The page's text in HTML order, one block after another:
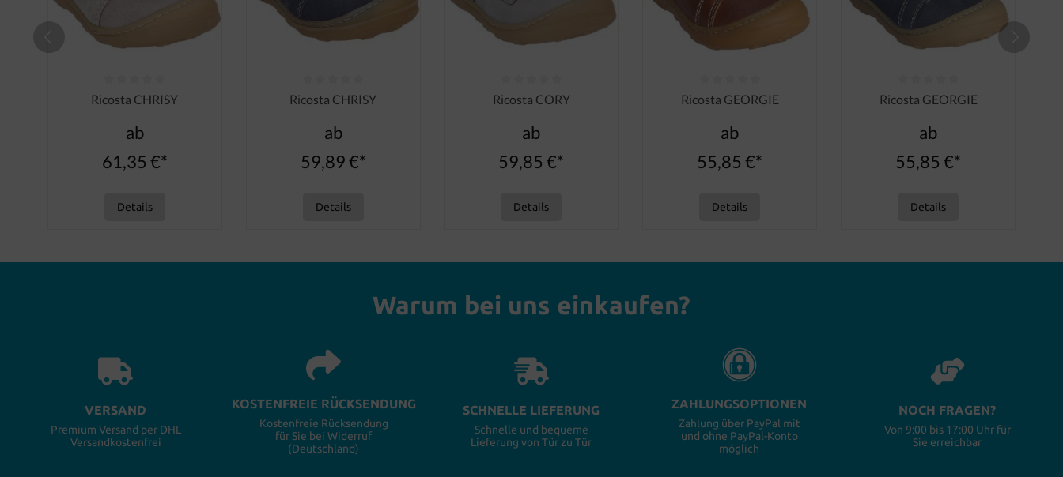
Durchschnittliche Bewertung von 0 von 5 Sternen
Ricosta CHRISY
ab
61,35 €*
Details
Durchschnittliche Bewertung von 0 von 5 Sternen
Ricosta CHRISY
ab
59,89 €*
Details
Durchschnittliche Bewertung von 0 von 5 Sternen
Ricosta CORY
ab
59,85 €*
Details
Durchschnittliche Bewertung von 0 von 5 Sternen
Ricosta GEORGIE
ab
55,85 €*
Details
Durchschnittliche Bewertung von 0
Ricosta GEORGIE
ab
55,85 €*
Details
Warum bei uns einkaufen?
VERSAND
Premium Versand per DHL
Versandkostenfrei
KOSTENFREIE RÜCKSENDUNG
Kostenfreie Rücksendung
für Sie bei Widerruf
(Deutschland)
SCHNELLE LIEFERUNG
Schnelle und bequeme
Lieferung von Tür zu Tür
ZAHLUNGSOPTIONEN
Zahlung über PayPal mit
und ohne PayPal-Konto
möglich
NOCH FRAGEN?
Von 9:00 bis 17:00 Uhr für
Sie erreichbar